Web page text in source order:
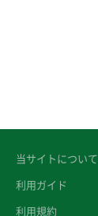
当サイトについて
利用ガイド
利用規約